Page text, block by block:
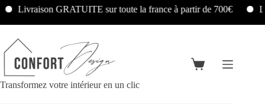
Livraison GRATUITE sur toute la france à partir de 700€
Transformez votre intérieur en un clic